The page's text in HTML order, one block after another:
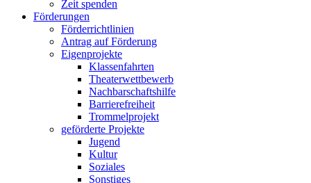
Zeit spenden
Förderungen
Förderrichtlinien
Antrag auf Förderung
Eigenprojekte
Klassenfahrten
Theaterwettbewerb
Nachbarschaftshilfe
Barrierefreiheit
Trommelprojekt
geförderte Projekte
Jugend
Kultur
Soziales
Sonstiges